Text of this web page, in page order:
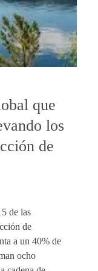
que
los
de
de las
de
a un 40% de
ocho